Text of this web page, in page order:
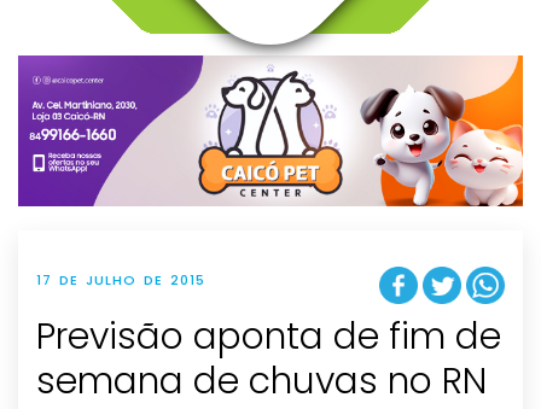
v
g
t
i
o
n
17 DE JULHO DE 2015
Previsão aponta de fim de
semana de chuvas no RN